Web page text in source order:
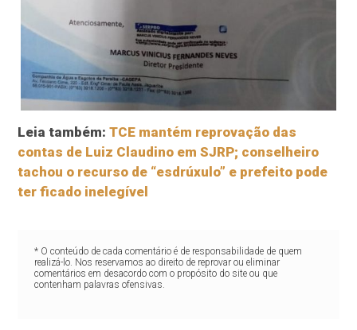
Leia também:TCE mantém reprovação das
contas de Luiz Claudino em SJRP; conselheiro
tachou o recurso de “esdrúxulo” e prefeito pode
ter ficado inelegível
* O conteúdo de cada comentário é de responsabilidade de quem
realizá-lo. Nos reservamos ao direito de reprovar ou eliminar
comentários em desacordo com o propósito do site ou que
contenham palavras ofensivas.